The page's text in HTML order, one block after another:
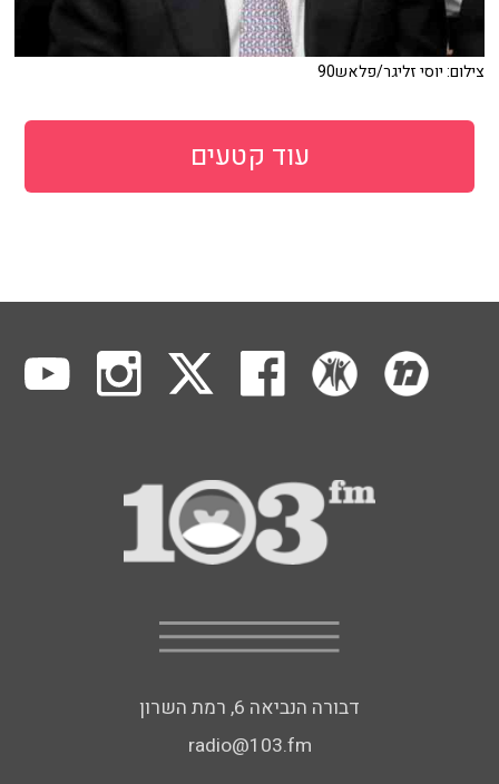
צילום: יוסי זליגר/פלאש90
עוד קטעים
דבורה הנביאה 6, רמת השרון
radio@103.fm